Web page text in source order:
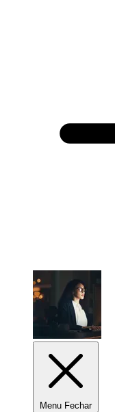
Menu Fechar